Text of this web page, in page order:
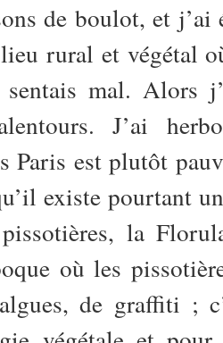
de boulot, et j’ai
rural et végétal
mal. Alors
J’ai
Paris est plutôt
existe pourtant
la
où les
de graffiti ;